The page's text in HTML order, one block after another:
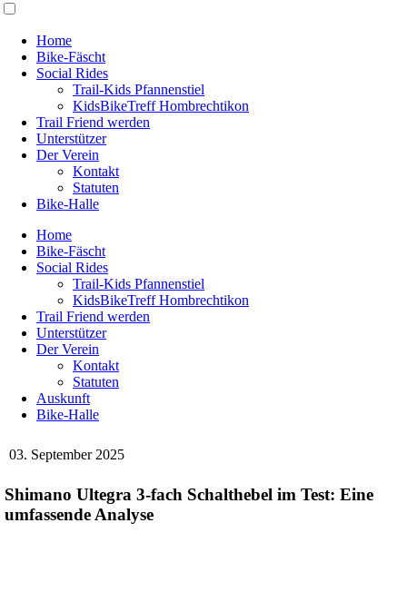
Home
Bike-Fäscht
Social Rides
Trail-Kids Pfannenstiel
KidsBikeTreff Hombrechtikon
Trail Friend werden
Unterstützer
Der Verein
Kontakt
Statuten
Bike-Halle
Home
Bike-Fäscht
Social Rides
Trail-Kids Pfannenstiel
KidsBikeTreff Hombrechtikon
Trail Friend werden
Unterstützer
Der Verein
Kontakt
Statuten
Auskunft
Bike-Halle
03. September 2025
Shimano Ultegra 3-fach Schalthebel im Test: Eine
umfassende Analyse